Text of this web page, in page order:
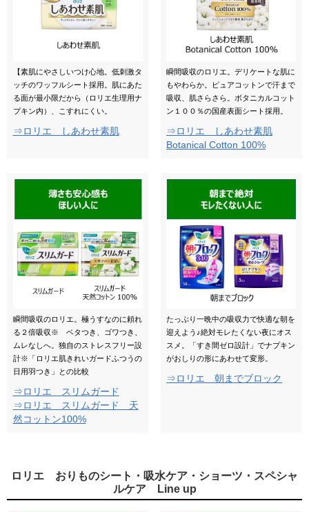
【素肌にやさしいつけ心地。低刺激タ
ッチのワッフルシート採用。肌にあた
る面が最小限だから（ロリエ生理用ナ
プキン内）、こすれにくい。
⇒ロリエ しあわせ素肌
瞬間吸収のロリエ。デリケートな肌に
もやわらか。ピュアコットンで汗まで
吸収、肌さらさら。ボタニカルコット
ン１００％の国産表面シート採用。
⇒ロリエ しあわせ素肌
Botanical Cotton 100%
瞬間吸収のロリエ。極うすなのに頼れ
る２倍吸収※ ベタつき、ゴワつき、
ムレなしへ。独自のストレスフリー設
計※「ロリエ肌きれいガードふつうの
日用羽つき」との比較
⇒ロリエ スリムガード
⇒ロリエ スリムガード 天
然コットン100%
たっぷり一晩中の吸収力で快適な朝を
迎えよう♪絶対モレたくない夜にオス
スメ。「すき間ゼロ設計」でナプキン
がおしりの形にあわせて変形。
⇒ロリエ 朝までブロック
ロリエ おりものシート・吸水ケア・ショーツ・スペシャ
ルケア Line up